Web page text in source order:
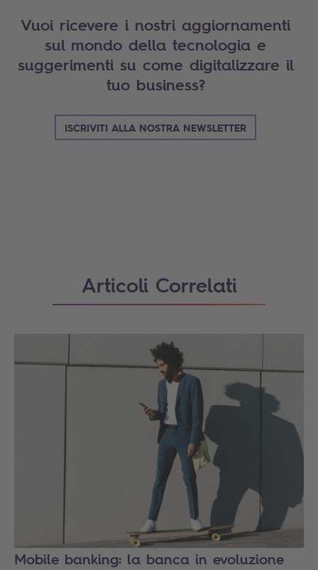
Vuoi ricevere i nostri aggiornamenti
sul mondo della tecnologia e
suggerimenti su come digitalizzare il
tuo business?
ISCRIVITI ALLA NOSTRA NEWSLETTER
Articoli Correlati
Mobile banking: la banca in evoluzione